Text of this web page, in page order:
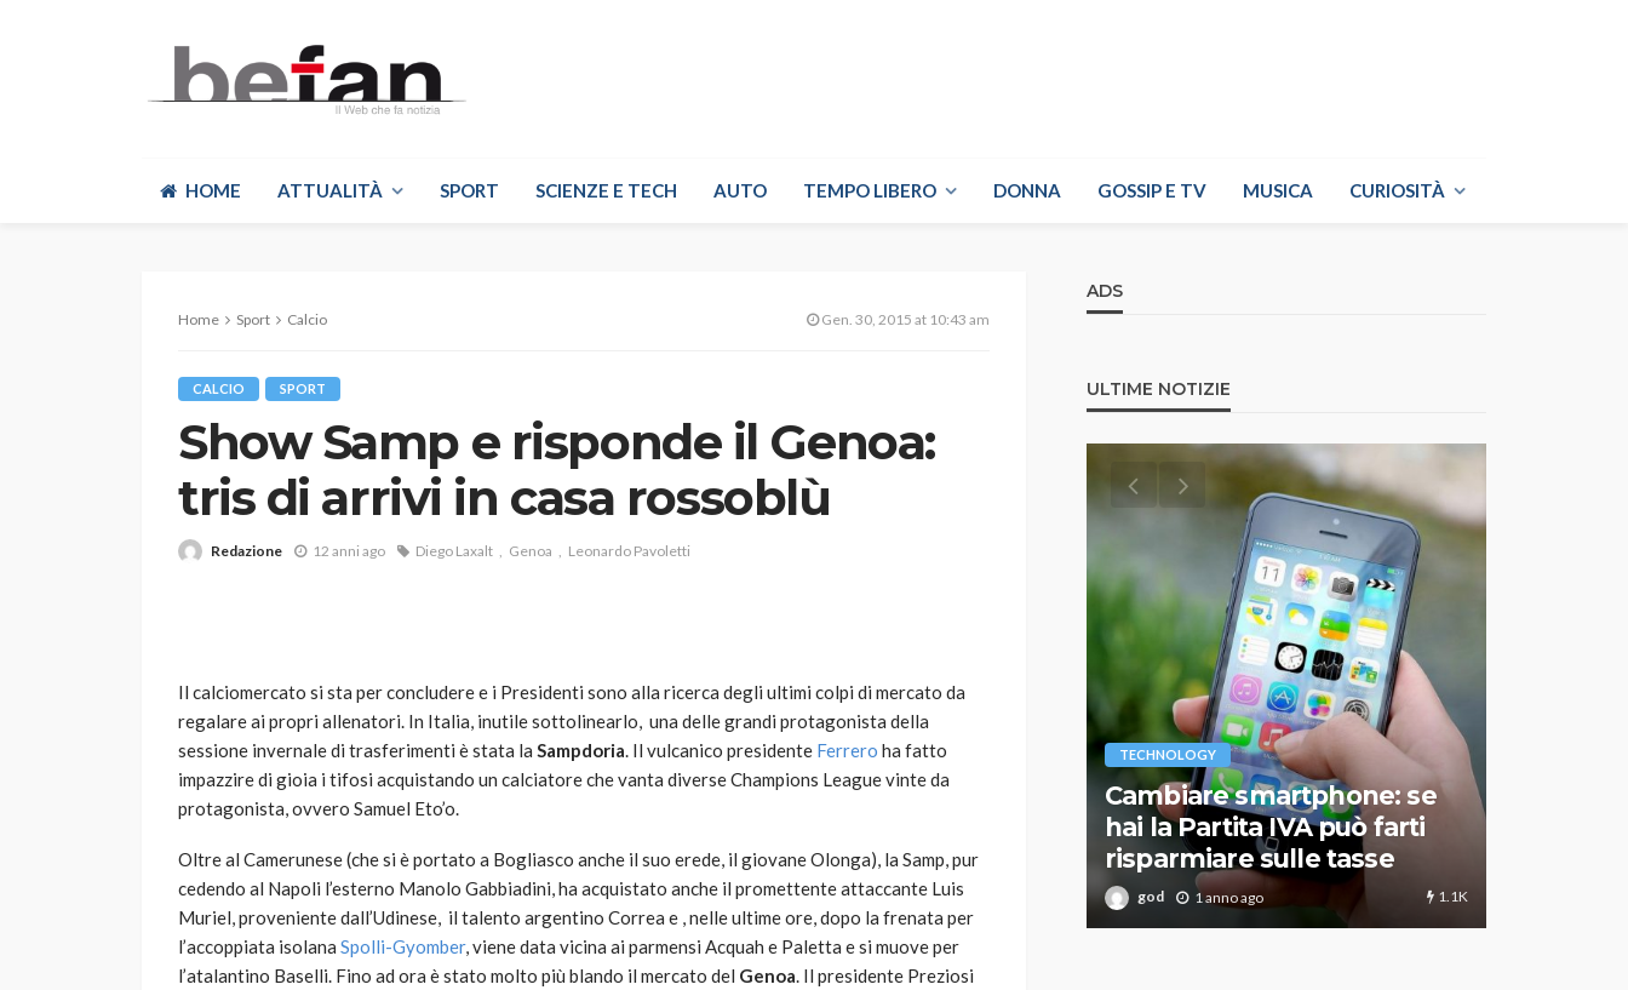
HOME ATTUALITÀ SPORT SCIENZE E TECH AUTO TEMPO LIBERO DONNA GOSSIP E TV MUSICA CURIOSITÀ
Home Sport Calcio Gen. 30, 2015 at 10:43 am
CALCIO SPORT
Show Samp e risponde il Genoa:
tris di arrivi in casa rossoblù
Redazione 12 anni ago Diego Laxalt Genoa Leonardo Pavoletti
Il calciomercato si sta per concludere e i Presidenti sono alla ricerca degli ultimi colpi di mercato da
regalare ai propri allenatori. In Italia, inutile sottolinearlo, una delle grandi protagonista della
sessione invernale di trasferimenti è stata la Sampdoria. Il vulcanico presidente Ferrero ha fatto
impazzire di gioia i tifosi acquistando un calciatore che vanta diverse Champions League vinte da
protagonista, ovvero Samuel Eto’o.
Oltre al Camerunese (che si è portato a Bogliasco anche il suo erede, il giovane Olonga), la Samp, pur
cedendo al Napoli l’esterno Manolo Gabbiadini, ha acquistato anche il promettente attaccante Luis
Muriel, proveniente dall’Udinese, il talento argentino Correa e , nelle ultime ore, dopo la frenata per
l’accoppiata isolana Spolli-Gyomber, viene data vicina ai parmensi Acquah e Paletta e si muove per
l’atalantino Baselli. Fino ad ora è stato molto più blando il mercato del Genoa. Il presidente Preziosi
ADS
ULTIME NOTIZIE
VARIE
scegliere per il tuo prato
god 1 anno ago 789
AUTO SPORT
MG alle Final 8 di Coppa
Davis: tennis mondiale e
passione per
abbracciano la stessa causa
god 9 mesi ago
TECHNOLOGY
Cambiare smartphone: se
hai la Partita IVA può farti
risparmiare sulle tasse
god 1 anno ago 1.1K